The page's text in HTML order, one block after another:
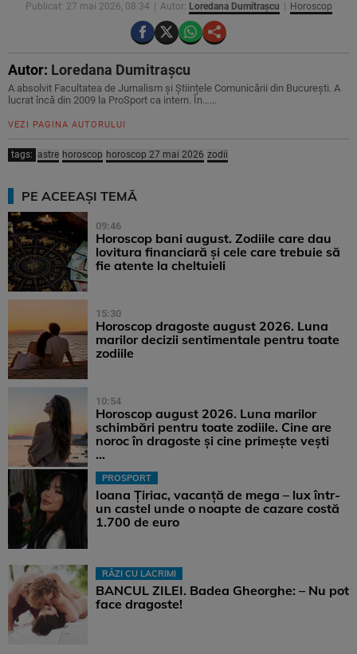
Publicat: 27 mai 2026, 08:34 Autor: Loredana Dumitrașcu Horoscop
Autor: Loredana Dumitrașcu
A absolvit Facultatea de Jurnalism și Științele Comunicării din București. A
lucrat încă din 2009 la ProSport ca intern. În…...
VEZI PAGINA AUTORULUI
tags: astre horoscop horoscop 27 mai 2026 zodii
PE ACEEAȘI TEMĂ
09:46
Horoscop bani august. Zodiile care dau
lovitura financiară și cele care trebuie să
fie atente la cheltuieli
15:30
Horoscop dragoste august 2026. Luna
marilor decizii sentimentale pentru toate
zodiile
10:54
Horoscop august 2026. Luna marilor
schimbări pentru toate zodiile. Cine are
noroc în dragoste și cine primește vești
...
PROSPORT
Ioana Țiriac, vacanță de mega – lux într-
un castel unde o noapte de cazare costă
1.700 de euro
RÂZI CU LACRIMI
BANCUL ZILEI. Badea Gheorghe: – Nu pot
face dragoste!